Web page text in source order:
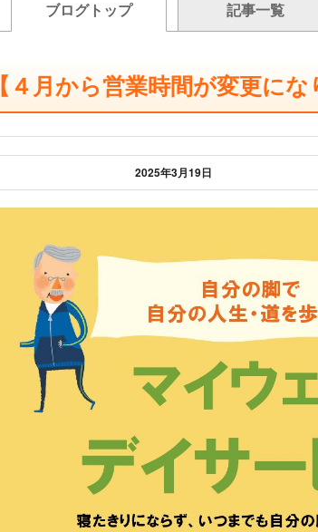
ブログトップ 記事一覧
【４月から営業時間が変更に
2025年3月19日